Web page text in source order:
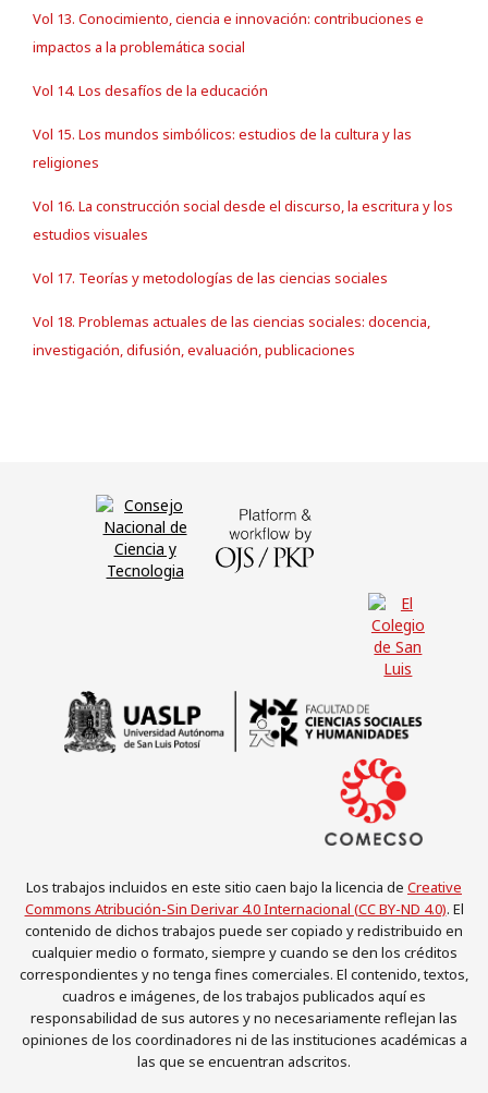
Vol 13. Conocimiento, ciencia e innovación: contribuciones e
impactos a la problemática social
Vol 14. Los desafíos de la educación
Vol 15. Los mundos simbólicos: estudios de la cultura y las
religiones
Vol 16. La construcción social desde el discurso, la escritura y los
estudios visuales
Vol 17. Teorías y metodologías de las ciencias sociales
Vol 18. Problemas actuales de las ciencias sociales: docencia,
investigación, difusión, evaluación, publicaciones
Los trabajos incluidos en este sitio caen bajo la licencia de Creative
Commons Atribución-Sin Derivar 4.0 Internacional (CC BY-ND 4.0). El
contenido de dichos trabajos puede ser copiado y redistribuido en
cualquier medio o formato, siempre y cuando se den los créditos
correspondientes y no tenga fines comerciales. El contenido, textos,
cuadros e imágenes, de los trabajos publicados aquí es
responsabilidad de sus autores y no necesariamente reflejan las
opiniones de los coordinadores ni de las instituciones académicas a
las que se encuentran adscritos.